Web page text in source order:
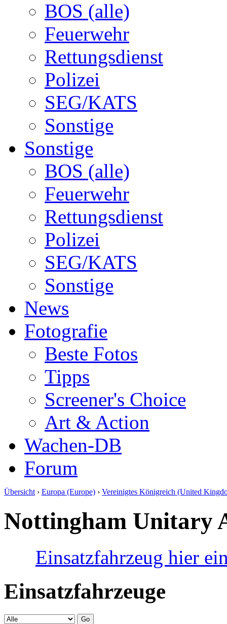
BOS (alle)
Feuerwehr
Rettungsdienst
Polizei
SEG/KATS
Sonstige
Sonstige
BOS (alle)
Feuerwehr
Rettungsdienst
Polizei
SEG/KATS
Sonstige
News
Fotografie
Beste Fotos
Tipps
Screener's Choice
Art & Action
Wachen-DB
Forum
Übersicht › Europa (Europe) › Vereinigtes Königreich (United
Nottingham Unitary
Einsatzfahrzeug hier
Einsatzfahrzeuge